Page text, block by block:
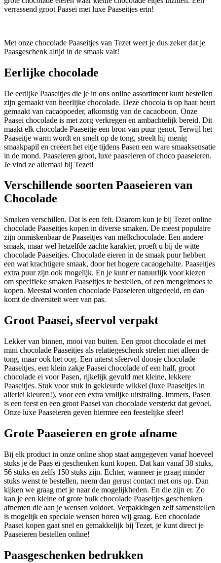
verrassend groot Paasei met luxe Paaseitjes erin!
Met onze chocolade Paaseitjes van Tezet weet je dus zeker dat je
Paasgeschenk altijd in de smaak valt!
Eerlijke chocolade
De eerlijke Paaseitjes die je in ons online assortiment kunt bestellen
zijn gemaakt van heerlijke chocolade. Deze chocola is op haar beurt
gemaakt van cacaopoeder, afkomstig van de cacaoboon. Onze
Paasei chocolade is met zorg verkregen en ambachtelijk bereid. Dit
maakt elk chocolade Paaseitje een bron van puur genot. Terwijl het
Paaseitje warm wordt en smelt op de tong, streelt hij menig
smaakpapil en creëert het eitje tijdens Pasen een ware smaaksensatie
in de mond. Paaseieren groot, luxe paaseieren of choco paaseieren.
Je vind ze allemaal bij Tezet!
Verschillende soorten Paaseieren van
Chocolade
Smaken verschillen. Dat is een feit. Daarom kun je bij Tezet online
chocolade Paaseitjes kopen in diverse smaken. De meest populaire
zijn onmiskenbaar de Paaseitjes van melkchocolade. Een andere
smaak, maar wel hetzelfde zachte karakter, proeft u bij de witte
chocolade Paaseitjes. Chocolade eieren in de smaak puur hebben
een wat krachtigere smaak, door het hogere cacaogehalte. Paaseitjes
extra puur zijn ook mogelijk. En je kunt er natuurlijk voor kiezen
om specifieke smaken Paaseitjes te bestellen, of een mengelmoes te
kopen. Meestal worden chocolade Paaseieren uitgedeeld, en dan
komt de diversiteit weer van pas.
Groot Paasei, sfeervol verpakt
Lekker van binnen, mooi van buiten. Een groot chocolade ei met
mini chocolade Paaseitjes als relatiegeschenk strelen niet alleen de
tong, maar ook het oog. Een uiterst sfeervol doosje chocolade
Paaseitjes, een klein zakje Paasei chocolade of een half, groot
chocolade ei voor Pasen, rijkelijk gevuld met kleine, lekkere
Paaseitjes. Stuk voor stuk in gekleurde wikkel (luxe Paaseitjes in
allerlei kleuren!), voor een extra vrolijke uitstraling. Immers, Pasen
is een feest en een groot Paasei van chocolade versterkt dat gevoel.
Onze luxe Paaseieren geven hiermee een feestelijke sfeer!
Grote Paaseieren en grote afname
Bij elk product in onze online shop staat aangegeven vanaf hoeveel
stuks je de Paas ei geschenken kunt kopen. Dat kan vanaf 38 stuks,
56 stuks en zelfs 150 stuks zijn. Echter, wanneer je graag minder
stuks wenst te bestellen, neem dan gerust contact met ons op. Dan
kijken we graag met je naar de mogelijkheden. En die zijn er. Zo
kan je een kleine of grote bulk chocolade Paaseitjes geschenken
afnemen die aan je wensen voldoet. Verpakkingen zelf samenstellen
is mogelijk en speciale wensen horen wij graag. Een chocolade
Paasei kopen gaat snel en gemakkelijk bij Tezet, je kunt direct je
Paaseieren bestellen online!
Paasgeschenken bedrukken